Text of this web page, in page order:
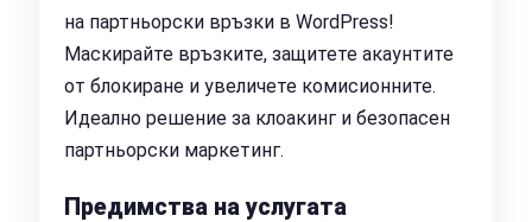
на партньорски връзки в WordPress!
Маскирайте връзките, защитете акаунтите
от блокиране и увеличете комисионните.
Идеално решение за клоакинг и безопасен
партньорски маркетинг.
Предимства на услугата